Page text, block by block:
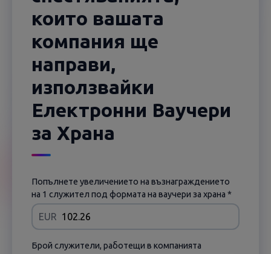
които вашата
компания ще
направи,
използвайки
Електронни Ваучери
за Храна
Попълнете увеличението на възнаграждението
на 1 служител под формата на ваучери за храна *
EUR
Брой служители, работещи в компанията